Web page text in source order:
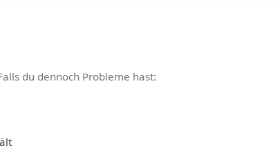
du dennoch Probleme hast: